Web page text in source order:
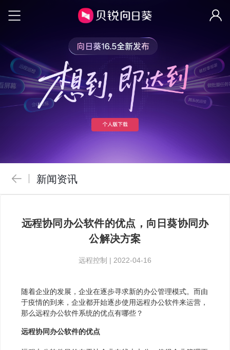
新闻资讯
远程协同办公软件的优点，向日葵协同办
公解决方案
远程控制 | 2022-04-16
随着企业的发展，企业在逐步寻求新的办公管理模式。而由
于疫情的到来，企业都开始逐步使用远程办公软件来运营，
那么远程办公软件系统的优点有哪些？
远程协同办公软件的优点